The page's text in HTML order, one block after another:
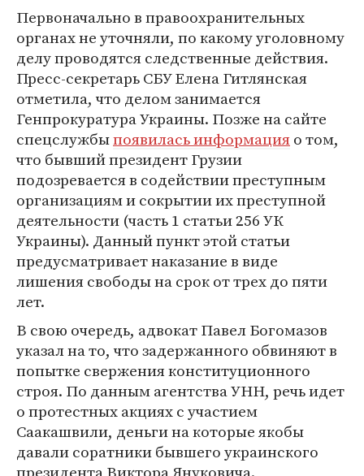
Первоначально в правоохранительных
органах не уточняли, по какому уголовному
делу проводятся следственные действия.
Пресс-секретарь СБУ Елена Гитлянская
отметила, что делом занимается
Генпрокуратура Украины. Позже на сайте
спецслужбыпоявилась информацияо том,
что бывший президент Грузии
подозревается в содействии преступным
организациям и сокрытии их преступной
деятельности (часть 1 статьи 256 УК
Украины). Данный пункт этой статьи
предусматривает наказание в виде
лишения свободы на срок от трех до пяти
лет.
В свою очередь, адвокат Павел Богомазов
указал на то, что задержанного обвиняют в
попытке свержения конституционного
строя. По данным агентства УНН, речь идет
о протестных акциях с участием
Саакашвили, деньги на которые якобы
давали соратники бывшего украинского